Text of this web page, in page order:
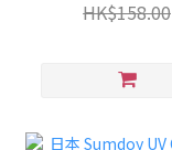
HK$158.00